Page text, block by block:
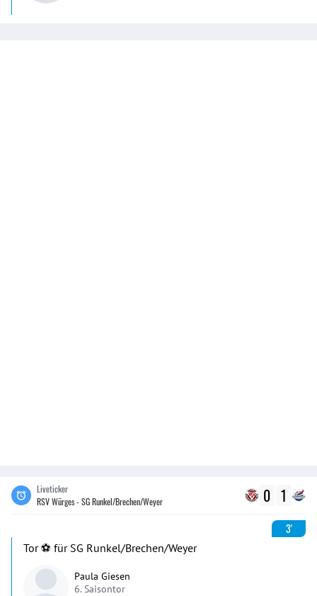
Liveticker
RSV Würges - SG Runkel/Brechen/Weyer
0 1
3'
Tor ⚽️ für SG Runkel/Brechen/Weyer
Paula Giesen
6. Saisontor